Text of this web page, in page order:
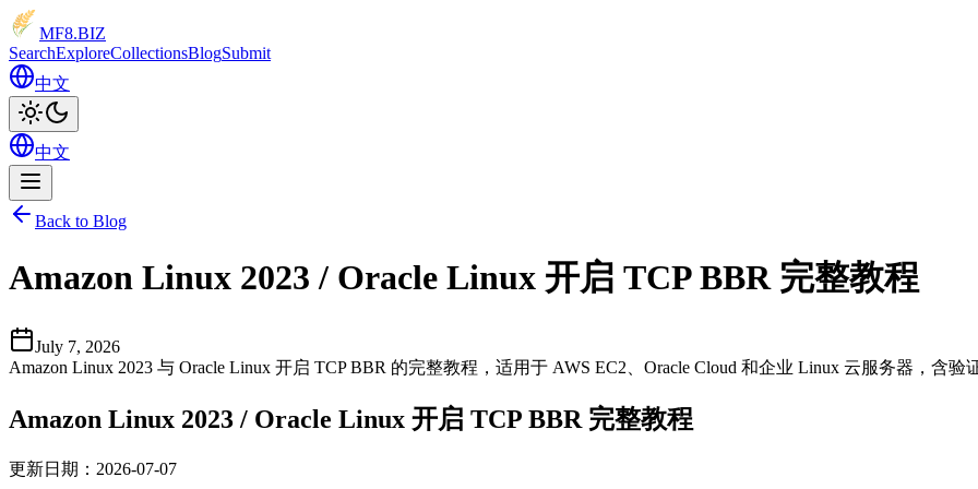
MF8.BIZ
SearchExploreCollectionsBlogSubmit
中文
中文
Back to Blog
Amazon Linux 2023 / Oracle Linux 开启 TCP BBR 完整教程
July 7, 2026
Amazon Linux 2023 与 Oracle Linux 开启 TCP BBR 的完整教程，适用于 AWS EC2、Oracle Cloud 和企业 Linux 云服务器，含验
Amazon Linux 2023 / Oracle Linux 开启 TCP BBR 完整教程
更新日期：2026-07-07